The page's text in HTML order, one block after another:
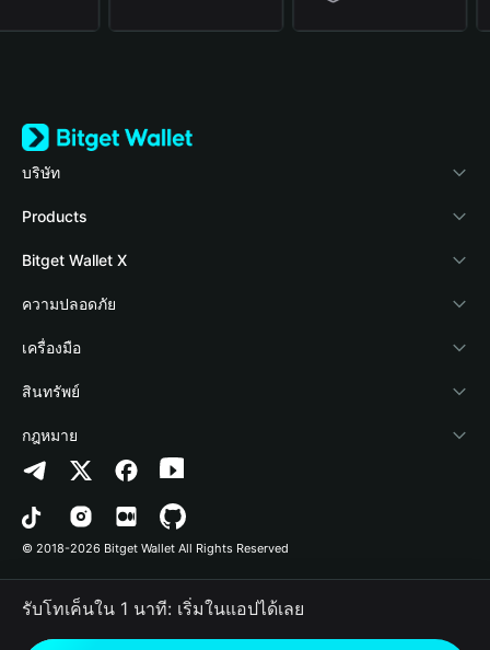
บริษัท
เกี่ยวกับ Bitget Wallet
Blog
Academy
ข่าวสารด้านคริปโต
ศูนย์ช่วยเหลือ
ติดต่อเรา
ทรัพยากรข้อมูลของแบรนด์
อาชีพ
Products
Crypto Card
Stablecoin Earn
Payfi Crypto
Crypto Swap API
Altcoin Season Index
Prediction Markets
DApp
RWA
Bitget Wallet X
นักพัฒนา
เชื่อมต่อ Wallet
Bitget Wallet Pay
ลิสต์โปรเจกต์
ความปลอดภัย
Protection Fund
เทคโนโลยีความปลอดภัย
เครื่องมือ
ซื้อคริปโต
การตรวจจับการอนุญาต
การตรวจจับสัญญา
การโอนเป็นชุด
สินทรัพย์
Arbitrum
Avalanche
Bitcoin
Polygon
กฎหมาย
นโยบายความเป็นส่วนตัว
ข้อตกลงในการใช้บริการ
© 2018-2026 Bitget Wallet All Rights Reserved
รับโทเค็นใน 1 นาที: เริ่มในแอปได้เลย